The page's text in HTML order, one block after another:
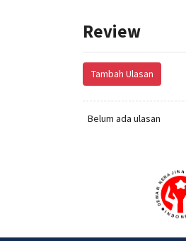
Review
Tambah Ulasan
Belum ada ulasan